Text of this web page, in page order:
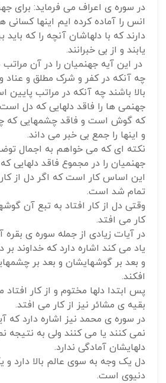
در سوره ی اعراف می فرماید: برای
انس را آماده کرده ایم اینها کسانی
دارند که با دلهاشان آنچه را که باید
یابند و از بی خبرانند.
در این آیه جهنمیان را در آن
چه آنکه در کفر و شرک مطلق و عناد
بالا باشند چه آنکه در مراتب
جهنمی ها را فاقد دلهایی که دل
که گوش است و فاقد چشمهایی که
و اینها را جمع بی خبر می داند.
نکته ای که می خواهم به اجمال
جهنمیان را در مجموع فاقد دلهایی
این اساس کار است که اگر دل از کار
تمام شد است.
وقتی دل از کار افتاد به تبع آن
کار می افتد.
در آیات زیادی از جمله سوره ی بقره
یاد می کند اشاره دارد که خداوند بر
و بعد بر گوشهایشان و بعد بر
افکند.
پس ابتدا دلها مختوم و از کار
بقیه ی مشائر نیز از کار می افتد.
در سوره ی محمد نیز اشاره دارد که
نمی کنند یا می کنند ولی به نتیجه
دلهایشان آمادگی ندارد.
دل یک وجه به سوی عالم بالا دارد و
دنیوی است.